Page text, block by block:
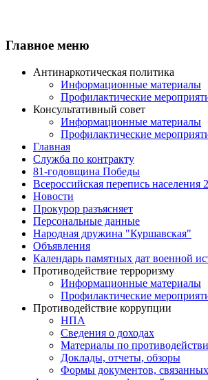
Главное меню
Антинаркотическая политика
Информационные материалы
Профилактические
Консультативный совет
Информационные материалы
Профилактические
Главная
Служба по контракту
81-годовщина Победы
Всероссийская перепись населения
Новости
Прокурор разъясняет
Персональные данные
Народная дружина "Куршавская"
Объявления
Календарь памятных дат военной
Противодействие терроризму
Информационные материалы
Профилактические
Противодействие коррупции
НПА
Сведения о доходах
Материалы по
Доклады, отчеты, обзоры
Формы документов,